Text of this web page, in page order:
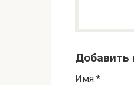
Добавить
Имя *